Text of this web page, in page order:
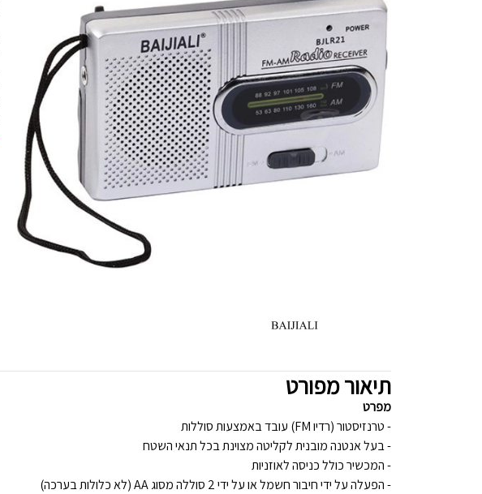
תיאור מפורט
מפרט
- טרנזיסטור (רדיו FM) עובד באמצעות סוללות
- בעל אנטנה מובנית לקליטה מצוינת בכל תנאי השטח
- המכשיר כולל כניסה לאוזניות
- הפעלה על ידי חיבור חשמל או על ידי 2 סוללה מסוג AA (לא כלולות בערכה)